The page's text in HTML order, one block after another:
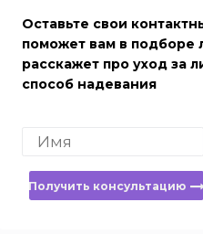
Оставьте свои
поможет вам в подборе
расскажет про уход за
способ надевания
Получить консультацию